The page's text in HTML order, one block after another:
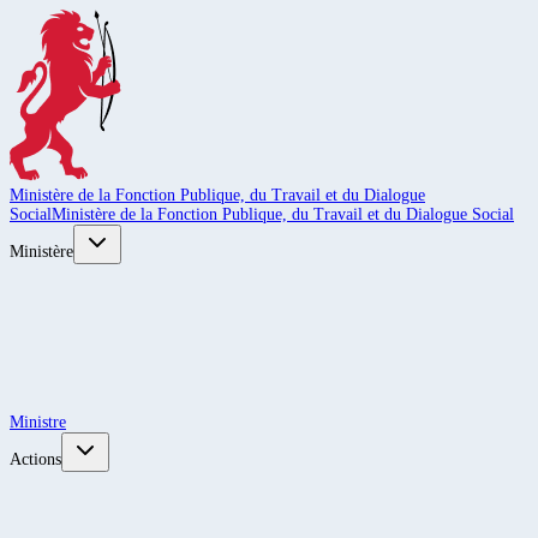
Ministère de la Fonction Publique, du Travail et du Dialogue
SocialMinistère de la Fonction Publique, du Travail et du Dialogue Social
Ministère
Ministre
Actions